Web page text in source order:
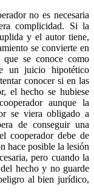
no es necesaria
complicidad. Si la
y el autor tiene,
se convierte en
se conoce como
un juicio hipotético
conocer si en las
el hecho se hubiese
aunque la
se viera obligado a
de conseguir una
cooperador debe de
hace posible la lesión
pero cuando la
hecho y no guarde
al bien jurídico,